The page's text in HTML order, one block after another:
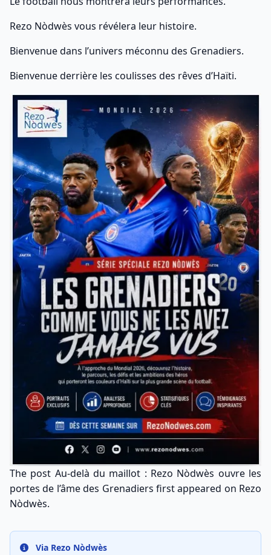
Rezo Nòdwès vous révélera leur histoire.
Bienvenue dans l’univers méconnu des Grenadiers.
Bienvenue derrière les coulisses des rêves d’Haïti.
The post Au-delà du maillot : Rezo Nòdwès ouvre les
portes de l’âme des Grenadiers first appeared on Rezo
Nòdwès.
Via Rezo Nòdwès